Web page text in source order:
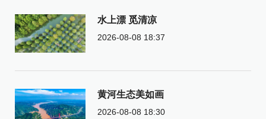
水上漂 觅清凉
2026-08-08 18:37
黄河生态美如画
2026-08-08 18:30